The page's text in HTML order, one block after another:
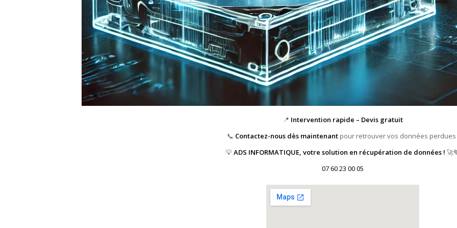
📍 Intervention rapide – Devis gratuit
📞 Contactez-nous dès maintenantpour retrouver vos données perdues
💡ADS INFORMATIQUE, votre solution en récupération de données !
07 60 23 00 05